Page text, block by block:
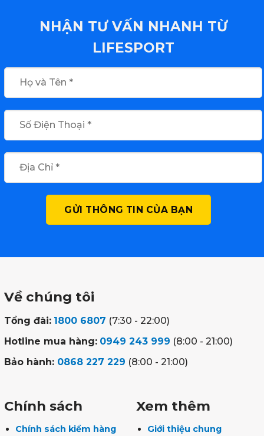
NHẬN TƯ VẤN NHANH TỪ
LIFESPORT
Về chúng tôi
Tổng đài: 1800 6807 (7:30 - 22:00)
Hotline mua hàng: 0949 243 999 (8:00 - 21:00)
Bảo hành: 0868 227 229 (8:00 - 21:00)
Chính sách
Chính sách kiểm hàng
Xem thêm
Giới thiệu chung